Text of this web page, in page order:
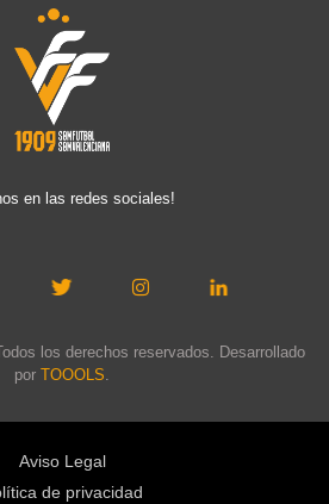
en las redes sociales!
los derechos reservados. Desarrollado
por TOOOLS.
Aviso Legal
de privacidad